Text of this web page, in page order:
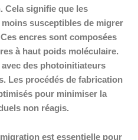
Cela signifie que les
susceptibles de migrer
encres sont composées
à haut poids moléculaire.
avec des photoinitiateurs
Les procédés de fabrication
pour minimiser la
non réagis.
migration est essentielle pour